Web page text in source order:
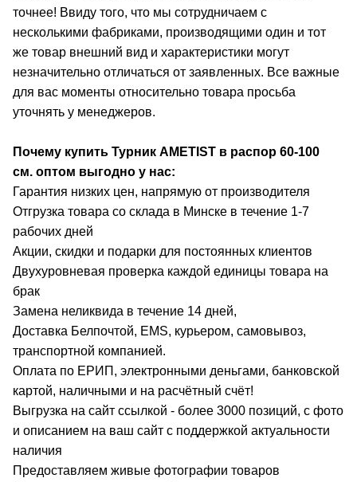
точнее! Ввиду того, что мы сотрудничаем с
несколькими фабриками, производящими один и тот
же товар внешний вид и характеристики могут
незначительно отличаться от заявленных. Все важные
для вас моменты относительно товара просьба
уточнять у менеджеров.
Почему купить Турник AMETIST в распор 60-100
см. оптом выгодно у нас:
Гарантия низких цен, напрямую от производителя
Отгрузка товара со склада в Минске в течение 1-7
рабочих дней
Акции, скидки и подарки для постоянных клиентов
Двухуровневая проверка каждой единицы товара на
брак
Замена неликвида в течение 14 дней,
Доставка Белпочтой, EMS, курьером, самовывоз,
транспортной компанией.
Оплата по ЕРИП, электронными деньгами, банковской
картой, наличными и на расчётный счёт!
Выгрузка на сайт ссылкой - более 3000 позиций, с фото
и описанием на ваш сайт с поддержкой актуальности
наличия
Предоставляем живые фотографии товаров